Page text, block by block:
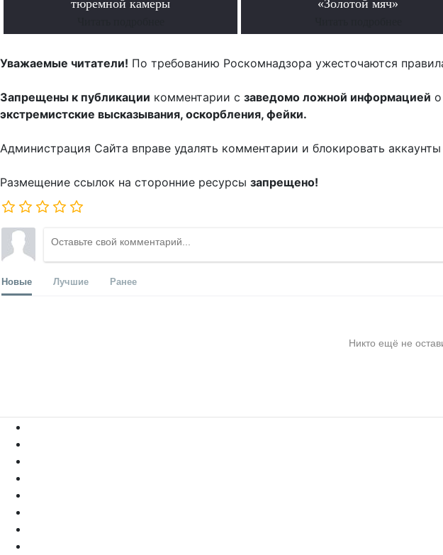
тюремной камеры
«Золотой мяч»
Уважаемые читатели! По требованию Роскомнадзора ужесточаются
Запрещены к публикации комментарии с заведомо ложной информацией
экстремистские высказывания, оскорбления, фейки.
Администрация Сайта вправе удалять комментарии и блокировать
Размещение ссылок на сторонние ресурсы запрещено!
Новые Лучшие Ранее
Никто ещё не